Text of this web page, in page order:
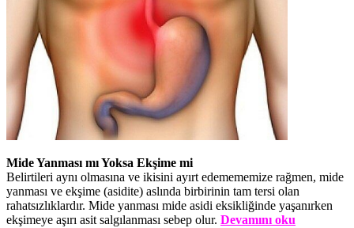
Mide Yanması mı Yoksa Ekşime mi
Belirtileri aynı olmasına ve ikisini ayırt edemememize rağmen, mide
yanması ve ekşime (asidite) aslında birbirinin tam tersi olan
rahatsızlıklardır. Mide yanması mide asidi eksikliğinde yaşanırken
ekşimeye aşırı asit salgılanması sebep olur. Devamını oku